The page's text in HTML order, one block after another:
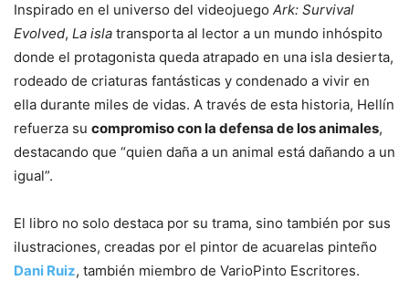
Inspirado en el universo del videojuego Ark: Survival
Evolved, La isla transporta al lector a un mundo inhóspito
donde el protagonista queda atrapado en una isla desierta,
rodeado de criaturas fantásticas y condenado a vivir en
ella durante miles de vidas. A través de esta historia, Hellín
refuerza su compromiso con la defensa de los animales,
destacando que “quien daña a un animal está dañando a un
igual”.
El libro no solo destaca por su trama, sino también por sus
ilustraciones, creadas por el pintor de acuarelas pinteño
Dani Ruiz, también miembro de VarioPinto Escritores.